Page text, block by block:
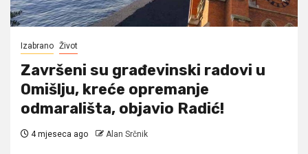
Izabrano Život
Završeni su građevinski radovi u
Omišlju, kreće opremanje
odmarališta, objavio Radić!
4 mjeseca ago Alan Srčnik